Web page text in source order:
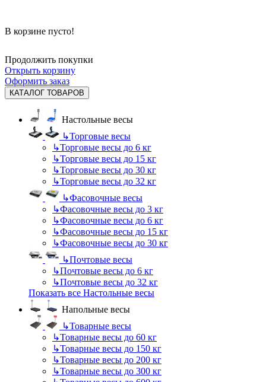
В корзине пусто!
Продолжить покупки
Открыть корзину
Оформить заказ
КАТАЛОГ ТОВАРОВ
Настольные весы
↳Торговые весы
↳Торговые весы до 6 кг
↳Торговые весы до 15 кг
↳Торговые весы до 30 кг
↳Торговые весы до 32 кг
↳Фасовочные весы
↳Фасовочные весы до 3 кг
↳Фасовочные весы до 6 кг
↳Фасовочные весы до 15 кг
↳Фасовочные весы до 30 кг
↳Почтовые весы
↳Почтовые весы до 6 кг
↳Почтовые весы до 32 кг
Показать все Настольные весы
Напольные весы
↳Товарные весы
↳Товарные весы до 60 кг
↳Товарные весы до 150 кг
↳Товарные весы до 200 кг
↳Товарные весы до 300 кг